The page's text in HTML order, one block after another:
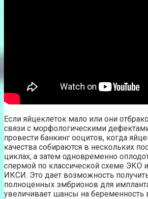
Если яйцеклеток мало или они
связи с морфологическими
провести банкинг ооцитов, когда
качества собираются в нескольких
циклах, а затем одновременно
спермой по классической схеме ЭКО
ИКСИ. Это дает возможность
полноценных эмбрионов для
увеличивает шансы на